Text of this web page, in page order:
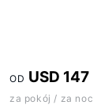
OD USD 147
za pokój / za noc